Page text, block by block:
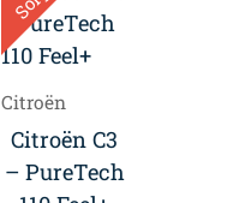
Citroën
Citroën C3
– PureTech